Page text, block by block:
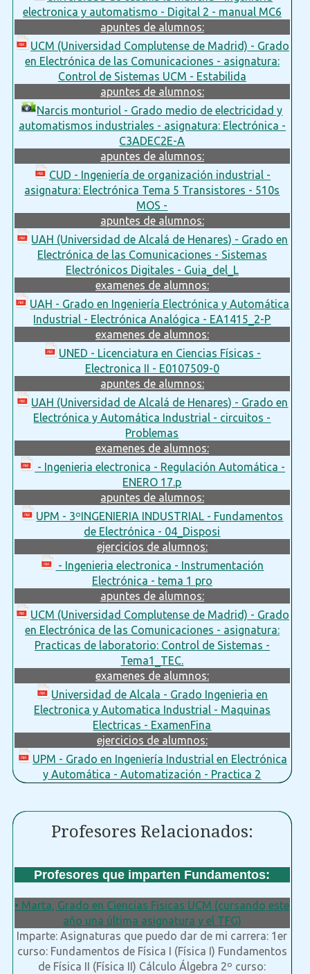
electronica y automatismo - Digital 2 - manual MC6
apuntes de alumnos:
UCM (Universidad Complutense de Madrid) - Grado
en Electrónica de las Comunicaciones - asignatura:
Control de Sistemas UCM - Estabilida
apuntes de alumnos:
Narcis monturiol - Grado medio de electricidad y
automatismos industriales - asignatura: Electrónica -
C3ADEC2E-A
apuntes de alumnos:
CUD - Ingeniería de organización industrial -
asignatura: Electrónica Tema 5 Transistores - 510s
MOS -
apuntes de alumnos:
UAH (Universidad de Alcalá de Henares) - Grado en
Electrónica de las Comunicaciones - Sistemas
Electrónicos Digitales - Guia_del_L
examenes de alumnos:
UAH - Grado en Ingeniería Electrónica y Automática
Industrial - Electrónica Analógica - EA1415_2-P
examenes de alumnos:
UNED - Licenciatura en Ciencias Físicas -
Electronica II - E0107509-0
apuntes de alumnos:
UAH (Universidad de Alcalá de Henares) - Grado en
Electrónica y Automática Industrial - circuitos -
Problemas
examenes de alumnos:
- Ingenieria electronica - Regulación Automática -
ENERO 17.p
apuntes de alumnos:
UPM - 3ºINGENIERIA INDUSTRIAL - Fundamentos
de Electrónica - 04_Disposi
ejercicios de alumnos:
- Ingenieria electronica - Instrumentación
Electrónica - tema 1 pro
apuntes de alumnos:
UCM (Universidad Complutense de Madrid) - Grado
en Electrónica de las Comunicaciones - asignatura:
Practicas de laboratorio: Control de Sistemas -
Tema1_TEC.
examenes de alumnos:
Universidad de Alcala - Grado Ingenieria en
Electronica y Automatica Industrial - Maquinas
Electricas - ExamenFina
ejercicios de alumnos:
UPM - Grado en Ingeniería Industrial en Electrónica
y Automática - Automatización - Practica 2
Profesores Relacionados:
Profesores que imparten Fundamentos:
• Marta, Grado en Ciencias Físicas UCM (cursando este
año una última asignatura y el TFG)
Imparte: Asignaturas que puedo dar de mi carrera: 1er
curso: Fundamentos de Física I (Física I) Fundamentos
de Física II (Física II) Cálculo Álgebra 2º curso: